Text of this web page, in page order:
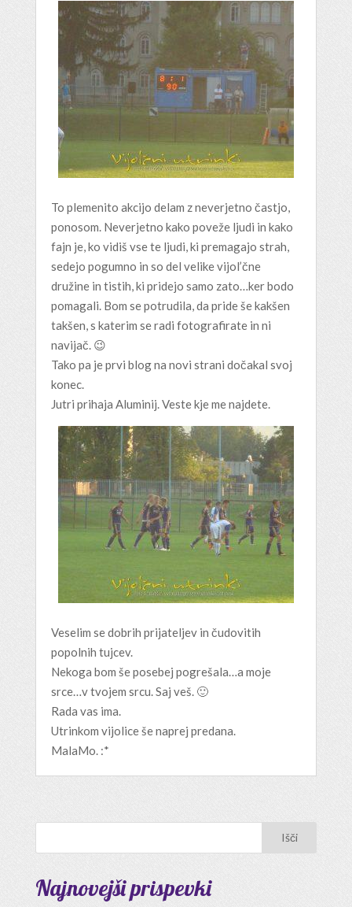
To plemenito akcijo delam z neverjetno častjo,
ponosom. Neverjetno kako poveže ljudi in kako
fajn je, ko vidiš vse te ljudi, ki premagajo strah,
sedejo pogumno in so del velike vijol’čne
družine in tistih, ki pridejo samo zato…ker bodo
pomagali. Bom se potrudila, da pride še kakšen
takšen, s katerim se radi fotografirate in ni
navijač. 😉
Tako pa je prvi blog na novi strani dočakal svoj
konec.
Jutri prihaja Aluminij. Veste kje me najdete.
Veselim se dobrih prijateljev in čudovitih
popolnih tujcev.
Nekoga bom še posebej pogrešala…a moje
srce…v tvojem srcu. Saj veš. 🙂
Rada vas ima.
Utrinkom vijolice še naprej predana.
MalaMo. :*
Najnovejši prispevki